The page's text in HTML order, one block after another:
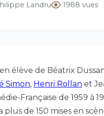
Landru 1988 vues
élève de Béatrix
Simon, Henri Rollan et
Française de 1959 à
plus de 150 mises en